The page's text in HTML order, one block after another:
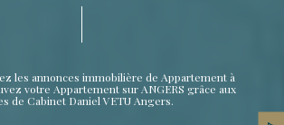
les annonces immobilière de Appartement à
votre Appartement sur ANGERS grâce aux
de Cabinet Daniel VETU Angers.